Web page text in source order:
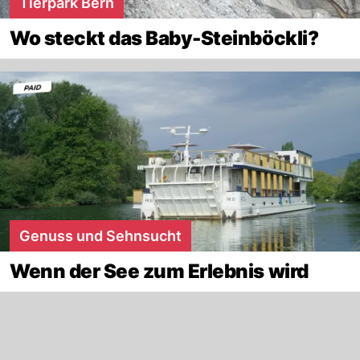
Wo steckt das Baby-Steinböckli?
Genuss und Sehnsucht
Wenn der See zum Erlebnis wird